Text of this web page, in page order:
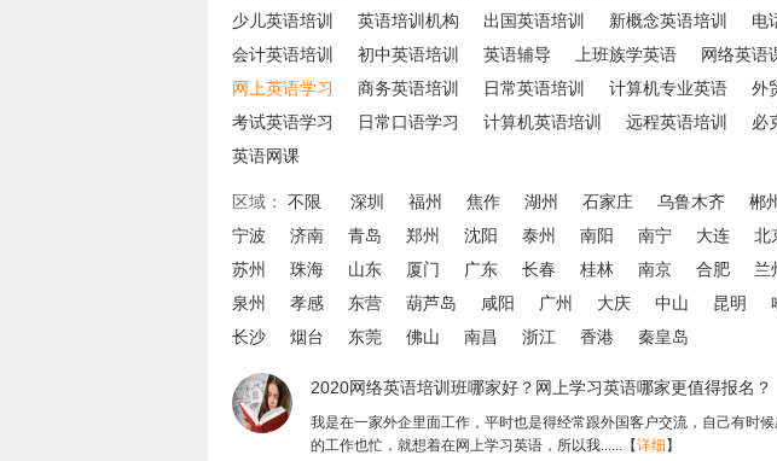
少儿英语培训
英语培训机构 出国英语培训 新概念英语培训
电
会计英语培训
初中英语培训 英语辅导 上班族学英语 网络英语
网上英语学习
商务英语培训 日常英语培训 计算机专业英语
外
考试英语学习
日常口语学习 计算机英语培训 远程英语培训 必
英语网课
区域： 不限 深圳 福州 焦作 湖州 石家庄 乌鲁木齐 郴
宁波
济南 青岛 郑州 沈阳 泰州 南阳 南宁 大连 北
苏州
珠海 山东 厦门 广东 长春 桂林 南京 合肥 兰
泉州
孝感 东营 葫芦岛 咸阳 广州 大庆 中山 昆明
长沙
烟台 东莞 佛山 南昌 浙江 香港 秦皇岛
2020网络英语培训班哪家好？网上学习英语哪家更值得报名？
我是在一家外企里面工作，平时也是得经常跟外国客户交流，自己有时
的工作也忙，就想着在网上学习英语，所以我...... 【详细 】